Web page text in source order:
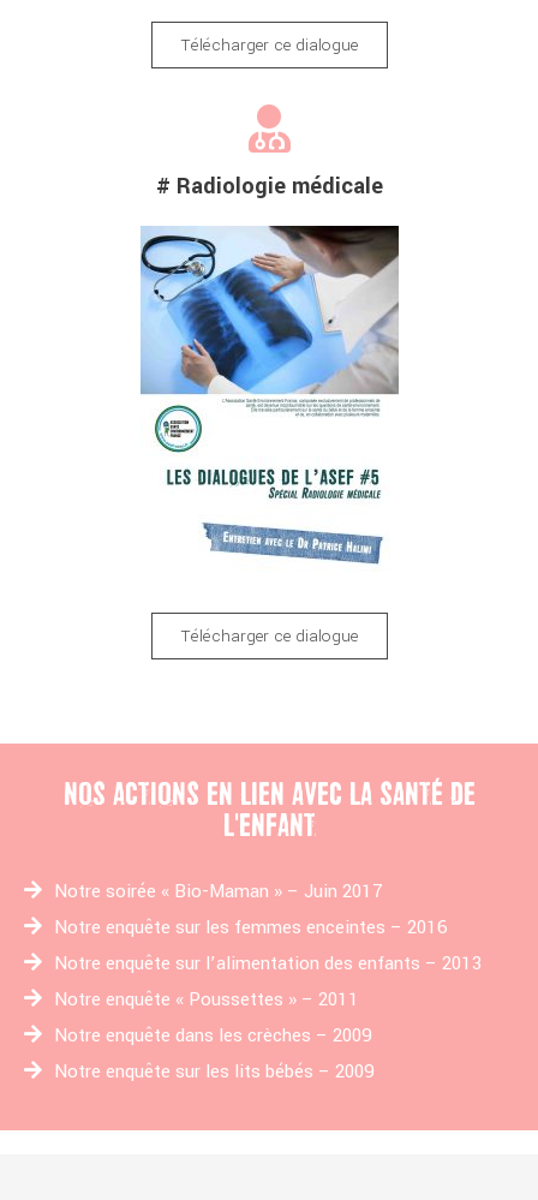
Télécharger ce dialogue
# Radiologie médicale
Télécharger ce dialogue
NOS ACTIONS EN LIEN AVEC LA SANTÉ DE
L'ENFANT
Notre soirée « Bio-Maman » – Juin 2017
Notre enquête sur les femmes enceintes – 2016
Notre enquête sur l’alimentation des enfants – 2013
Notre enquête « Poussettes » – 2011
Notre enquête dans les crèches – 2009
Notre enquête sur les lits bébés – 2009